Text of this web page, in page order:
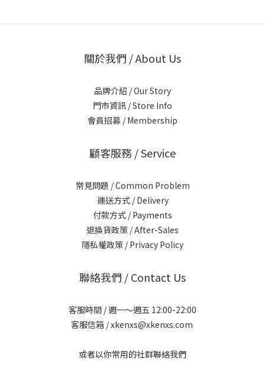
關於我們 / About Us
品牌介紹 / Our Story
門市資訊 / Store Info
會員招募 / Membership
顧客服務 / Service
常見問題 / Common Problem
運送方式 / Delivery
付款方式 / Payments
退換貨政策 / After-Sales
隱私權政策 / Privacy Policy
聯絡我們 / Contact Us
客服時間 / 週一～週五 12:00-22:00
客服信箱 / xkenxs@xkenxs.com
或者以你常用的社群聯絡我們